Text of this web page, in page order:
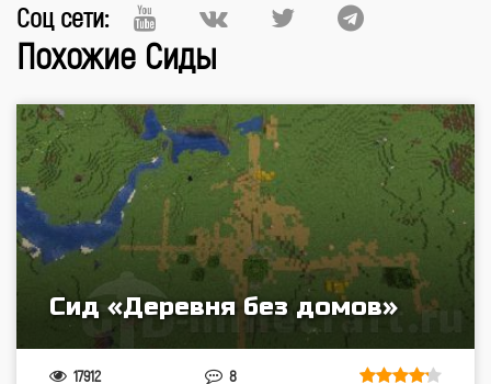
Соц сети:
Похожие Сиды
Сид «Деревня без домов»
17912 8